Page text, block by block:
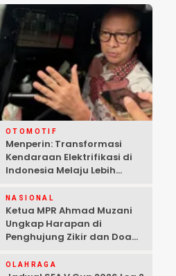
OTOMOTIF
Menperin: Transformasi
Kendaraan Elektrifikasi di
Indonesia Melaju Lebih
NASIONAL
Ketua MPR Ahmad Muzani
Ungkap Harapan di
Penghujung Zikir dan Doa
OLAHRAGA